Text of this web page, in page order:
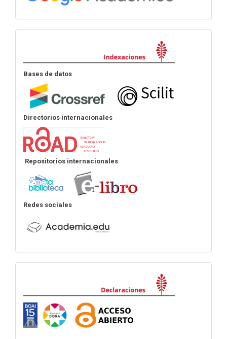
Bases de datos
Directorios internacionales
Repositorios internacionales
Redes sociales